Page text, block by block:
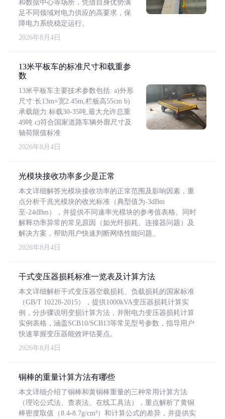
和数据中心等场所，凭借自身优势满
足不同领域对电力供应的高要求，保
障电力系统稳定运行。
2026年8月4日
13米平板车的标准尺寸和载重参
数
13米平板车主要技术参数包括: a)外形
尺寸:长13m×宽2.45m,栏板高55cm b)
承载能力:标载30-35吨,最大允许总重
49吨 c)符合国家道路车辆外廓尺寸及
轴荷限值标准
2026年8月4日
光模块接收功率多少是正常
本文详细解答光模块接收功率的正常范围及影响因素，重
点分析千兆光模块的收光标准（典型值为-3dBm
至-24dBm），并提供不同速率光模块的参考值表格。同时
解释功率异常的常见原因（如光纤损耗、连接器问题）及
解决方案，帮助用户快速判断网络性能问题。
2026年8月4日
干式变压器损耗标准一览表及计算方法
本文详细解析干式变压器空载损耗、负载损耗的国家标准
（GB/T 10228-2015），提供1000kVA变压器损耗计算实
例，分步骤说明变损计算方法，并附电力变压器损耗计算
实例表格，涵盖SCB10/SCB13等常见型号参数，指导用户
快速掌握变压器能效评估要点。
2026年8月4日
铜棒的重量计算方法有哪些
本文详细介绍了铜棒和黄铜棒重量的三种常用计算方法
（理论公式法、查表法、在线工具法），重点解析了黄铜
棒密度取值（8.4-8.7g/cm³）和计算公式的差异，并提供实